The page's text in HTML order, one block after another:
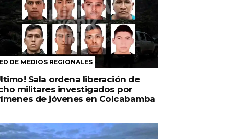
DE MEDIOS REGIONALES
Sala ordena liberación de
militares investigados por
de jóvenes en Colcabamba